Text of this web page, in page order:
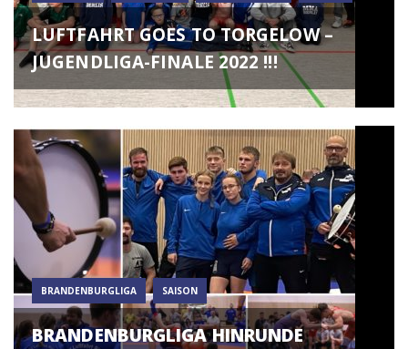
LUFTFAHRT GOES TO TORGELOW –
JUGENDLIGA-FINALE 2022 !!!
BRANDENBURGLIGA SAISON
BRANDENBURGLIGA HINRUNDE